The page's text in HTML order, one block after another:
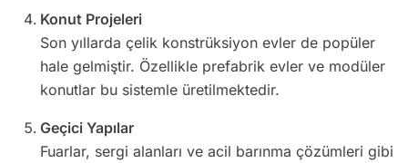
Konut Projeleri
Son yıllarda çelik konstrüksiyon evler de popüler
hale gelmiştir. Özellikle prefabrik evler ve modüler
konutlar bu sistemle üretilmektedir.
Geçici Yapılar
Fuarlar, sergi alanları ve acil barınma çözümleri gibi